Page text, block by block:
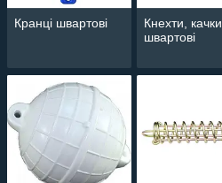
Кранці швартові
Кнехти, качки
швартові